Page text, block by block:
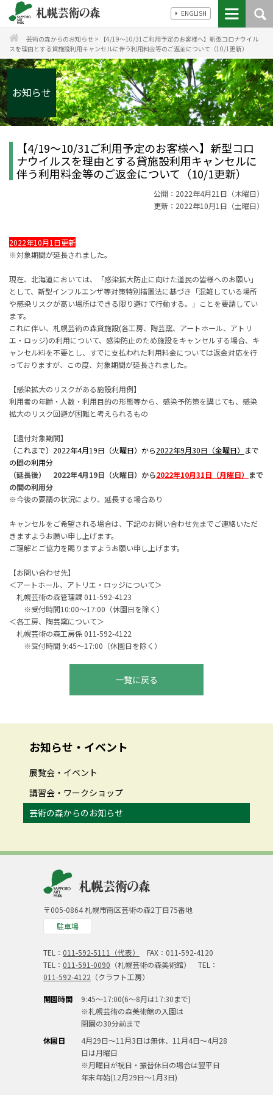
ENGLISH
芸術の森からのお知らせ >
【4/19～10/31ご利用予定のお客様へ】新型コロナウイル
スを理由とする貸施設利用キャンセルに伴う利用料金等のご返金について（10/1更新）
お知らせ
【4/19～10/31ご利用予定のお客様へ】新型コロ
ナウイルスを理由とする貸施設利用キャンセルに
伴う利用料金等のご返金について（10/1更新）
公開：2022年4月21日（木曜日）
更新：2022年10月1日（土曜日）
2022年10月1日更新
※対象期間が延長されました。
現在、北海道においては、「感染拡大防止に向けた道民の皆様へのお願い」
として、新型インフルエンザ等対策特別措置法に基づき「混雑している場所
や感染リスクが高い場所はできる限り避けて行動する。」ことを要請してい
ます。
これに伴い、札幌芸術の森貸施設(各工房、陶芸窯、アートホール、アトリ
エ・ロッジ)の利用について、感染防止のため施設をキャンセルする場合、キ
ャンセル料を不要とし、すでに支払われた利用料金については返金対応を行
っておりますが、この度、対象期間が延長されました。
【感染拡大のリスクがある施設利用例】
利用者の年齢・人数・利用目的の形態等から、感染予防策を講じても、感染
拡大のリスク回避が困難と考えられるもの
【還付対象期間】
（これまで）2022年4月19日（火曜日）から2022年9月30日（金曜日） まで
の間の利用分
（延長後） 2022年4月19日（火曜日）から2022年10月31日（月曜日） まで
の間の利用分
※今後の要請の状況により、延長する場合あり
キャンセルをご希望される場合は、下記のお問い合わせ先までご連絡いただ
きますようお願い申し上げます。
ご理解とご協力を賜りますようお願い申し上げます。
【お問い合わせ先】
＜アートホール、アトリエ・ロッジについて＞
札幌芸術の森管理課 011-592-4123
※受付時間10:00～17:00（休園日を除く）
＜各工房、陶芸窯について＞
札幌芸術の森工房係 011-592-4122
※受付時間 9:45～17:00（休園日を除く）
一覧に戻る
お知らせ・イベント
展覧会・イベント
講習会・ワークショップ
芸術の森からのお知らせ
〒005-0864 札幌市南区芸術の森2丁目75番地
駐車場
TEL： 011-592-5111（代表）
FAX：011-592-4120
TEL： 011-591-0090 （札幌芸術の森美術館） TEL：
011-592-4122 （クラフト工房）
開園時間
9:45～17:00(6～8月は17:30まで)
※札幌芸術の森美術館の入園は
閉園の30分前まで
休園日
4月29日～11月3日は無休、11月4日～4月28
日は月曜日
※月曜日が祝日・振替休日の場合は翌平日
年末年始(12月29日～1月3日)